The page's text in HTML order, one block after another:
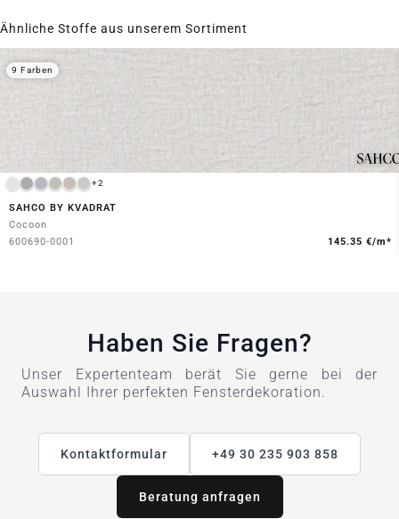
Ähnliche Stoffe aus unserem Sortiment
+2
SAHCO BY KVADRAT
Cocoon
600690-0001
145.35 €/m*
9 Farben
Haben Sie Fragen?
Unser Expertenteam berät Sie gerne bei der
Auswahl Ihrer perfekten Fensterdekoration.
Kontaktformular +49 30 235 903 858
Beratung anfragen